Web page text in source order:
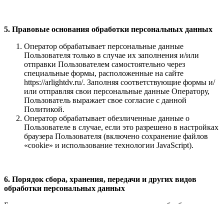
5. Правовые основания обработки персональных данных
Оператор обрабатывает персональные данные
Пользователя только в случае их заполнения и/или
отправки Пользователем самостоятельно через
специальные формы, расположенные на сайте
https://arlightdv.ru/. Заполняя соответствующие формы и/
или отправляя свои персональные данные Оператору,
Пользователь выражает свое согласие с данной
Политикой.
Оператор обрабатывает обезличенные данные о
Пользователе в случае, если это разрешено в настройках
браузера Пользователя (включено сохранение файлов
«cookie» и использование технологии JavaScript).
6. Порядок сбора, хранения, передачи и других видов
обработки персональных данных